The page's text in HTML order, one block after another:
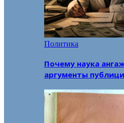
Политика
Почему наука
аргументы